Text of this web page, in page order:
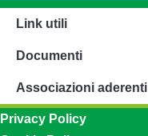
Link utili
Documenti
Associazioni aderenti
Privacy Policy